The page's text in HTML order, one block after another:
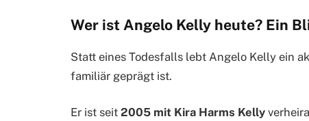
Wer ist Angelo Kelly heute? Ein
Statt eines Todesfalls lebt Angelo Kelly ein
familiär geprägt ist.
Er ist seit 2005 mit Kira Harms Kelly